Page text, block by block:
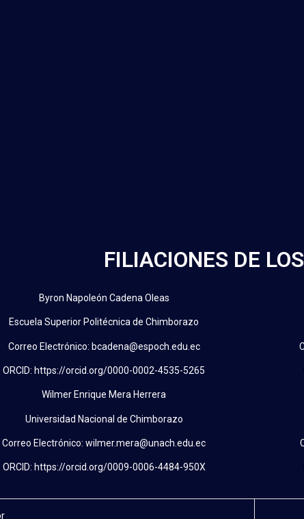
FILIACIONES DE
Byron Napoleón Cadena Oleas
Escuela Superior Politécnica de Chimborazo
Correo Electrónico: bcadena@espoch.edu.ec
ORCID: https://orcid.org/0000-0002-4535-5265
Wilmer Enrique Mera Herrera
Universidad Nacional de Chimborazo
Correo Electrónico: wilmer.mera@unach.edu.ec
ORCID: https://orcid.org/0009-0006-4484-950X